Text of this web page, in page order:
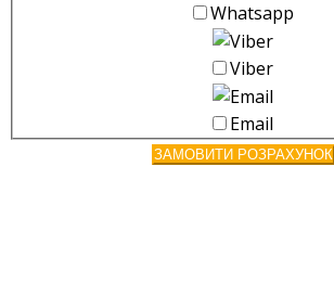
Whatsapp
Viber
Email
ЗАМОВИТИ РОЗРАХУНОК